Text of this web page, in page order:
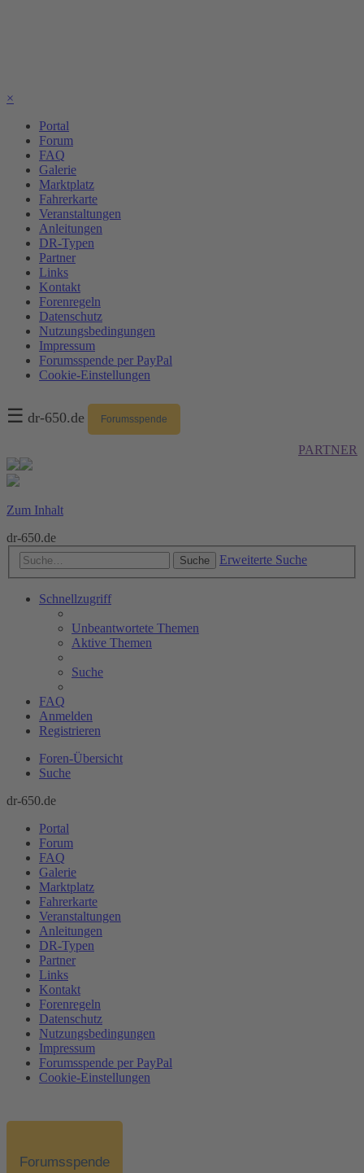
×
Portal
Forum
FAQ
Galerie
Marktplatz
Fahrerkarte
Veranstaltungen
Anleitungen
DR-Typen
Partner
Links
Kontakt
Forenregeln
Datenschutz
Nutzungsbedingungen
Impressum
Forumsspende per PayPal
Cookie-Einstellungen
☰ dr-650.de Forumsspende
PARTNER
Zum Inhalt
dr-650.de
Suche Erweiterte Suche
Schnellzugriff
Unbeantwortete Themen
Aktive Themen
Suche
FAQ
Anmelden
Registrieren
Foren-Übersicht
Suche
dr-650.de
Portal
Forum
FAQ
Galerie
Marktplatz
Fahrerkarte
Veranstaltungen
Anleitungen
DR-Typen
Partner
Links
Kontakt
Forenregeln
Datenschutz
Nutzungsbedingungen
Impressum
Forumsspende per PayPal
Cookie-Einstellungen
Forumsspende